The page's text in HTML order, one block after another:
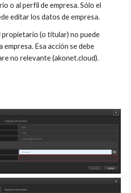
o al perfil de empresa. Sólo el
editar los datos de empresa.
propietario (o titular) no puede
Esa acción se debe
no relevante (akonet.cloud).